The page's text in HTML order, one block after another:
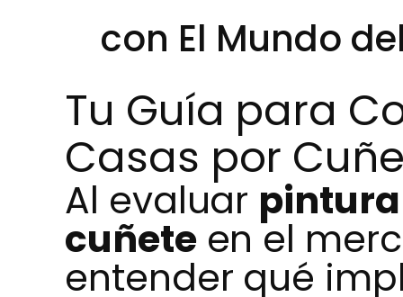
con El Mundo
Tu Guía para
Casas por
Al evaluar
cuñeteen el
entender qué